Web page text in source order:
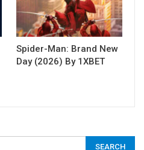
Spider-Man: Brand New
Day (2026) By 1XBET